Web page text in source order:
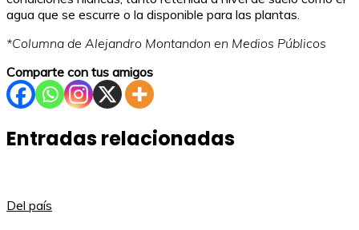
agua que se escurre o la disponible para las plantas.
*Columna de Alejandro Montandon en Medios Públicos
Comparte con tus amigos
Entradas relacionadas
Del país